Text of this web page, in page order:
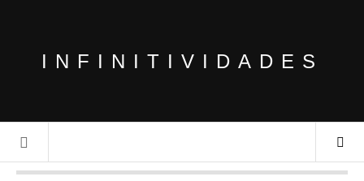
INFINITIVIDADES